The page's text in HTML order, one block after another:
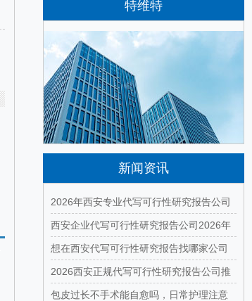
特维特
特维特科技（TecWit Technology）是一
家专注于数字化技术创新与应用的科技企业。
公司致力于为客户提供涵盖人工智能、软件开
发、网站建设、云计算、大数据及数字营销等
领域的综合解决方案...[详情]
新闻资讯
2026年西安专业代写可行性研究报告公司
有哪些？本地正规资质团队汇总
西安企业代写可行性研究报告公司2026年
最新排名与收费标准全面解析
想在西安代写可行性研究报告找哪家公司
好？2026本地靠谱机构精选指南
2026西安正规代写可行性研究报告公司推
荐｜本地专业编制团队快速出稿
包皮过长不手术能自愈吗，日常护理注意